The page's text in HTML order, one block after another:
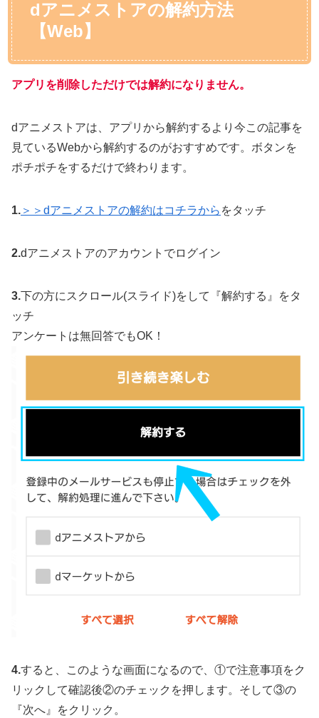
dアニメストアの解約方法
【Web】
アプリを削除しただけでは解約になりません。
dアニメストアは、アプリから解約するより今この記事を
見ているWebから解約するのがおすすめです。ボタンを
ポチポチをするだけで終わります。
1. ＞＞dアニメストアの解約はコチラから をタッチ
2.dアニメストアのアカウントでログイン
3. 下の方にスクロール(スライド)をして『解約する』をタ
ッチ
アンケートは無回答でもOK！
4.すると、このような画面になるので、①で注意事項をク
リックして確認後②のチェックを押します。そして③の
『次へ』をクリック。